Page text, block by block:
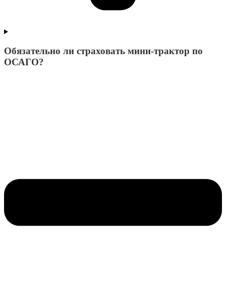
Обязательно ли страховать мини-трактор по
ОСАГО?